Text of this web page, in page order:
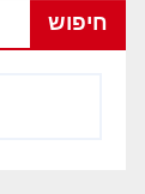
חיפוש